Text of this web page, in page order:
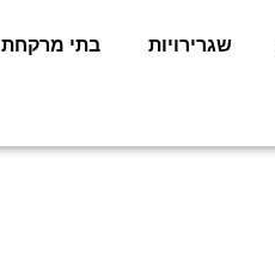
שגרירויות בתי מרקחת